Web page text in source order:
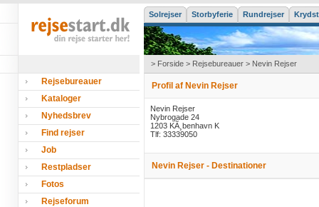
Solrejser Storbyferie Rundrejser
> Forside > Rejsebureauer > Nevin Rejser
Rejsebureauer
Kataloger
Nyhedsbrev
Find rejser
Job
Restpladser
Fotos
Rejseforum
Profil af Nevin Rejser
Nevin Rejser
Nybrogade 24
1203 KÃ¸benhavn K
Tlf: 33339050
Nevin Rejser - Destinationer